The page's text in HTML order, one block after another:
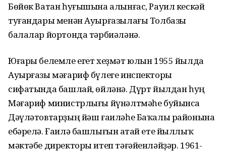
Бөйөк Ватан һуғышына алынғас, Рауил кескәй
туғандары менән Ауырғазылағы Толбазы
балалар йортонда тәрбиәләнә.
Юғары белемле егет хеҙмәт юлын 1955 йылда
Ауырғазы мәғариф бүлеге инспекторы
сифатында башлай, өйләнә. Дүрт йылдан һуң
Мәғариф министрлығы йүнәлтмәһе буйынса
Дәүләтовтарҙың йәш ғаиләһе Баҡалы районына
ебәрелә. Ғаилә башлығын Ҡатай ете йыллыҡ
мәктәбе директоры итеп тәғәйенләйҙәр. 1961-